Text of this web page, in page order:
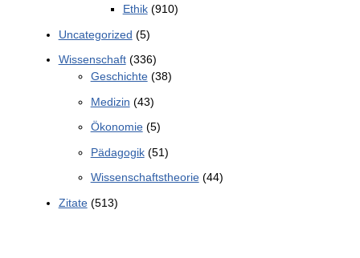
Ethik(910)
Uncategorized (5)
Wissenschaft(336)
Geschichte(38)
Medizin (43)
Ökonomie(5)
Pädagogik(51)
Wissenschaftstheorie(44)
Zitate(513)